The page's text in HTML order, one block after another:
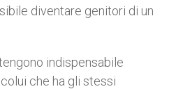
diventare genitori di un
indispensabile
che ha gli stessi